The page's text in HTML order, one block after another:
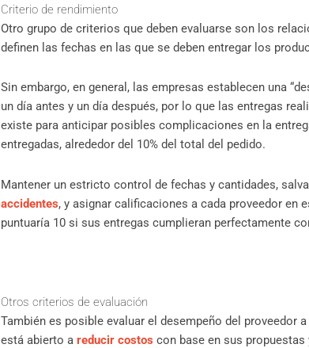
Criterio de rendimiento
Otro grupo de criterios que deben evaluarse son los
definen las fechas en las que se deben entregar los
Sin embargo, en general, las empresas establecen una
un día antes y un día después, por lo que las entregas
existe para anticipar posibles complicaciones en la
entregadas, alrededor del 10% del total del pedido.
Mantener un estricto control de fechas y cantidades,
accidentes, y asignar calificaciones a cada proveedor en
puntuaría 10 si sus entregas cumplieran perfectamente
Otros criterios de evaluación
También es posible evaluar el desempeño del proveedor
está abierto a reducir costos con base en sus